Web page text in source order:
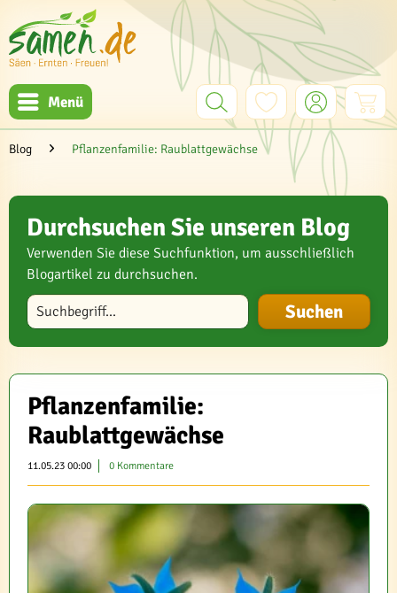
Menü
Blog Pflanzenfamilie: Raublattgewächse
Durchsuchen Sie unseren Blog
Verwenden Sie diese Suchfunktion, um ausschließlich
Blogartikel zu durchsuchen.
Blog durchsuchen
Pflanzenfamilie:
Raublattgewächse
11.05.23 00:00 0 Kommentare